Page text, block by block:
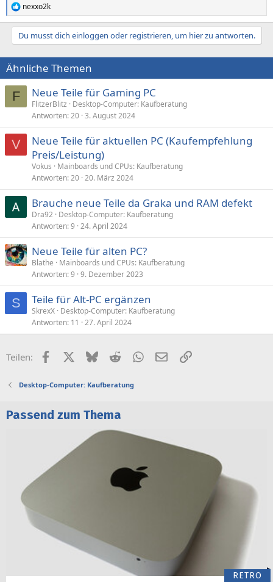
R
e
a
i
o
n
e
:
nexxo2k
Du musst dich einloggen oder registrieren, um hier zu antworten.
Ähnliche Themen
F Neue Teile für Gaming PC
FlitzerBlitz
Desktop-Computer: Kaufberatung
Antworten 20 3. August 2024
V
Neue Teile für aktuellen PC (Kaufempfehlung
Preis/Leistung)
Vokus
Mainboards und CPUs: Kaufberatung
Antworten 20 20. März 2024
Brauche neue Teile da Graka und RAM defekt
Dra92 Desktop-Computer: Kaufberatung
Antworten 9 24. April 2024
Neue Teile für alten PC?
Blathe
Mainboards und CPUs: Kaufberatung
Antworten 9 9. Dezember 2023
S Teile für Alt-PC ergänzen
SkrexX Desktop-Computer: Kaufberatung
Antworten 11 27. April 2024
Teilen: FacebookX (Twitter)
BlueskyRedditWhatsApp
E-MailLink
Desktop-Computer: Kaufberatung
Passend zum Thema
RETRO